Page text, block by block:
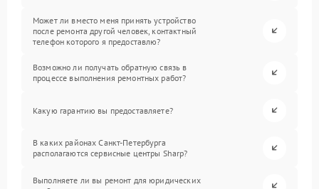
Может ли вместо меня принять устройство
после ремонта другой человек, контактный
телефон которого я предоставлю?
Возможно ли получать обратную связь в
процессе выполнения ремонтных работ?
Какую гарантию вы предоставляете?
В каких районах Санкт-Петербурга
располагаются сервисные центры Sharp?
Выполняете ли вы ремонт для юридических